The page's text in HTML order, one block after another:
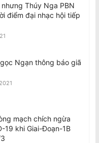
Thúy Nga PBN
điểm đại nhạc hội tiếp
Ngạn thông báo giã
mạch chích ngừa
19 khi Giai-Đoạn-1B